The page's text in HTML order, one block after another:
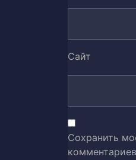
Сайт
Сохранить